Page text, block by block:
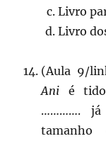
Livro
Livro
(Aula 9/
Ani é
…………. já
tamanho